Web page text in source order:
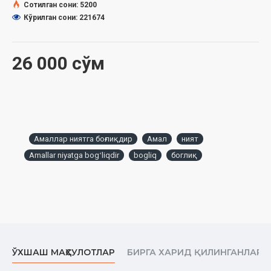
ўргандилар. Саҳиҳ ҳадисларни алоҳида, ҳадиси қудсийларни
алоҳида, ваъз-насиҳатга оид ҳадисларни алоҳида, илмга оид
ўрганиш ишлари йўлга қўйилди.
Шу билан бирга, баъзи ҳадиси шарифларга алоҳида ном
бир ҳадиси шарифларни «Исломнинг мадори» деб
номлаганларини мулоҳаза қилди.
Мисол учун, имом Нававий ўзининг «Саҳиҳи Муслим»га ёзган
Инсоннинг дини учун тўртта ҳадис кифоя. Улар:
1. «Албатта, амаллар ниятларга боғлиқдир».
26 000 сўм
Сотилган сони: 5200
Кўрилган сони: 221674
Амаллар ниятга боғлиқдир Амал
ният
Amallar niyatga bogʻliqdir
bogliq боглиқ
ЎХШАШ МАҲСУЛОТЛАР БИРГА ХАРИД ҚИЛИНГАНЛАР